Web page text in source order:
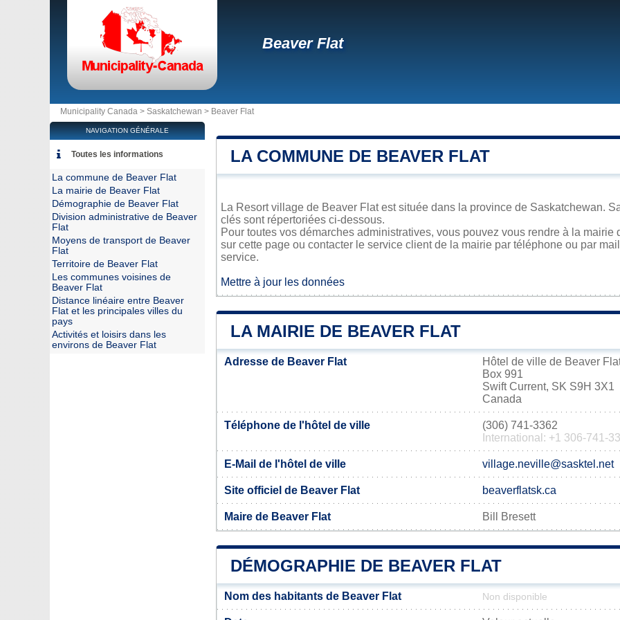
Beaver Flat
Municipality Canada > Saskatchewan > Beaver Flat
LA COMMUNE DE BEAVER FLAT
La Resort village de Beaver Flat est située dans la province de Saskatchewan.
clés sont répertoriées ci-dessous.
Pour toutes vos démarches administratives, vous pouvez vous rendre à la
sur cette page ou contacter le service client de la mairie par téléphone ou par
service.
Mettre à jour les données
LA MAIRIE DE BEAVER FLAT
Adresse de Beaver Flat
Hôtel de ville de Beaver
Box 991
Swift Current, SK S9H 3X1
Canada
Téléphone de l'hôtel de ville
(306) 741-3362
International: +1 306-741-
E-Mail de l'hôtel de ville village.neville@sasktel.net
Site officiel de Beaver Flat beaverflatsk.ca
Maire de Beaver Flat Bill Bresett
DÉMOGRAPHIE DE BEAVER FLAT
Nom des habitants de Beaver Flat Non disponible
NAVIGATION GÉNÉRALE
Toutes les informations
La commune de Beaver Flat
La mairie de Beaver Flat
Démographie de Beaver Flat
Division administrative de Beaver
Flat
Moyens de transport de Beaver
Flat
Territoire de Beaver Flat
Les communes voisines de
Beaver Flat
Distance linéaire entre Beaver
Flat et les principales villes du
pays
Activités et loisirs dans les
environs de Beaver Flat